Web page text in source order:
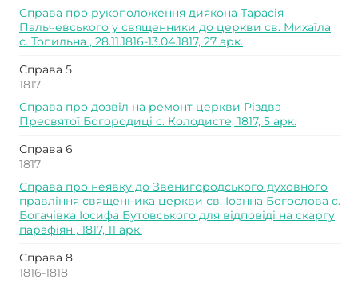
Справа про рукоположення диякона Тарасія
Пальчевського у священники до церкви св. Михаїла
с. Топильна , 28.11.1816-13.04.1817, 27 арк.
Справа 5
1817
Справа про дозвіл на ремонт церкви Різдва
Пресвятої Богородиці с. Колодисте, 1817, 5 арк.
Справа 6
1817
Справа про неявку до Звенигородського духовного
правління священника церкви св. Іоанна Богослова с.
Богачівка Іосифа Бутовського для відповіді на скаргу
парафіян , 1817, 11 арк.
Справа 8
1816-1818